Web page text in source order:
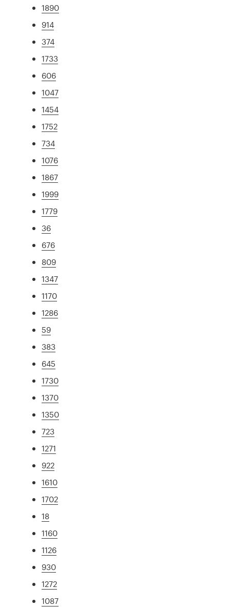
1890
914
374
1733
606
1047
1454
1752
734
1076
1867
1999
1779
36
676
809
1347
1170
1286
59
383
645
1730
1370
1350
723
1271
922
1610
1702
18
1160
1126
930
1272
1087